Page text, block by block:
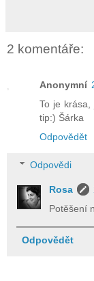
2 komentáře:
Anonymní
To je
tip:) Šárka
Odpovědět
Odpovědi
Rosa
Potěšení
Odpovědět